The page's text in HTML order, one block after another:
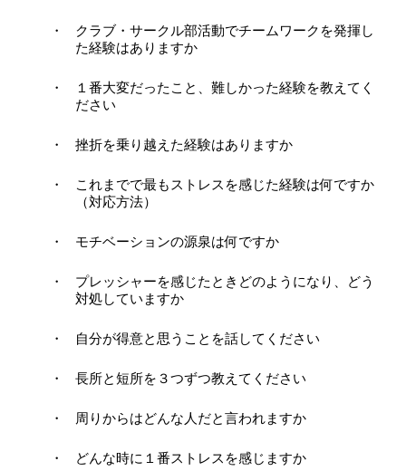
クラブ・サークル部活動でチームワークを発揮し
た経験はありますか
１番大変だったこと、難しかった経験を教えてく
ださい
挫折を乗り越えた経験はありますか
これまでで最もストレスを感じた経験は何ですか
（対応方法）
モチベーションの源泉は何ですか
プレッシャーを感じたときどのようになり、どう
対処していますか
自分が得意と思うことを話してください
長所と短所を３つずつ教えてください
周りからはどんな人だと言われますか
どんな時に１番ストレスを感じますか